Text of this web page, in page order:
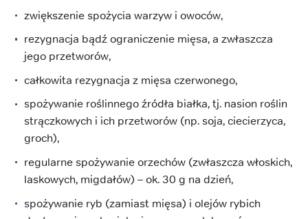
zwiększenie spożycia warzyw i owoców,
rezygnacja bądź ograniczenie mięsa, a zwłaszcza
jego przetworów,
całkowita rezygnacja z mięsa czerwonego,
spożywanie roślinnego źródła białka, tj. nasion roślin
strączkowych i ich przetworów (np. soja, ciecierzyca,
groch),
regularne spożywanie orzechów (zwłaszcza włoskich,
laskowych, migdałów) – ok. 30 g na dzień,
spożywanie ryb (zamiast mięsa) i olejów rybich